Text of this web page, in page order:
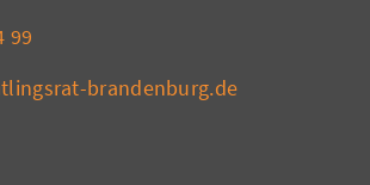
99
brandenburg.de